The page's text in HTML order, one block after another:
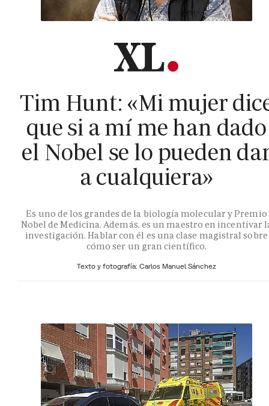
Tim Hunt: «Mi mujer
que si a mí me han dado
el Nobel se lo pueden
a cualquiera»
Es uno de los grandes de la biología molecular y Premio
Nobel de Medicina. Además, es un maestro en incentivar
investigación. Hablar con él es una clase magistral sobre
cómo ser un gran científico.
Texto y fotografía: Carlos Manuel Sánchez